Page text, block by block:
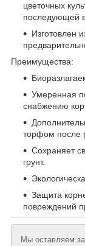
цветочных
последующей
Изготовлен
Преимущества:
Умеренная
снабжению
торфом после
Сохраняет
грунт.
Защита
повреждений
Мы оставляем за